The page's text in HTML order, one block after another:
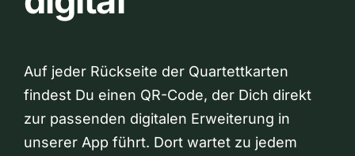
Auf jeder Rückseite der Quartettkarten
findest Du einen QR-Code, der Dich direkt
zur passenden digitalen Erweiterung in
unserer App führt. Dort wartet zu jedem